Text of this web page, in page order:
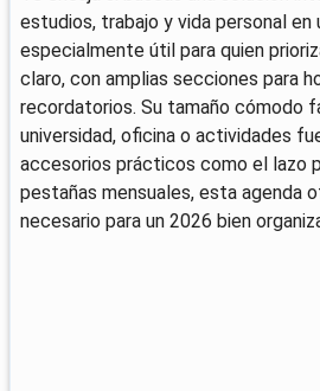
estudios, trabajo y vida personal en
especialmente útil para quien
claro, con amplias secciones para
recordatorios. Su tamaño cómodo
universidad, oficina o actividades
accesorios prácticos como el lazo
pestañas mensuales, esta agenda
necesario para un 2026 bien